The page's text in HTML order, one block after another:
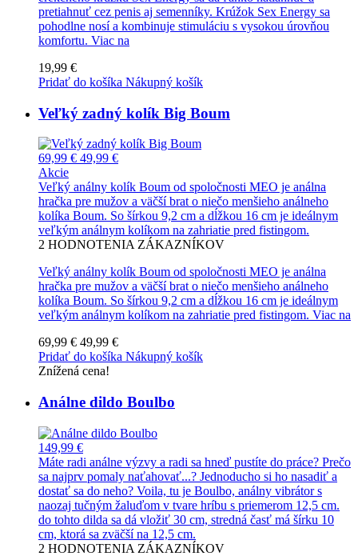
pretiahnuť cez penis aj semenníky. Krúžok Sex Energy sa
pohodlne nosí a kombinuje stimuláciu s vysokou úrovňou
komfortu. Viac na
19,99 €
Pridať do košíka Nákupný košík
Veľký zadný kolík Big Boum
69,99 € 49,99 €
Akcie
Veľký análny kolík Boum od spoločnosti MEO je análna
hračka pre mužov a väčší brat o niečo menšieho análneho
kolíka Boum. So šírkou 9,2 cm a dĺžkou 16 cm je ideálnym
veľkým análnym kolíkom na zahriatie pred fistingom.
2 HODNOTENIA ZÁKAZNÍKOV
Veľký análny kolík Boum od spoločnosti MEO je análna
hračka pre mužov a väčší brat o niečo menšieho análneho
kolíka Boum. So šírkou 9,2 cm a dĺžkou 16 cm je ideálnym
veľkým análnym kolíkom na zahriatie pred fistingom. Viac na
69,99 € 49,99 €
Pridať do košíka Nákupný košík
Znížená cena!
Análne dildo Boulbo
149,99 €
Máte radi análne výzvy a radi sa hneď pustíte do práce? Prečo
sa najprv pomaly naťahovať...? Jednoducho si ho nasadiť a
dostať sa do neho? Voila, tu je Boulbo, análny vibrátor s
naozaj tučným žaluďom v tvare hríbu s priemerom 12,5 cm.
do tohto dilda sa dá vložiť 30 cm, stredná časť má šírku 10
cm, ktorá sa zväčší na 12,5 cm.
2 HODNOTENIA ZÁKAZNÍKOV